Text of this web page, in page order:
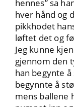
hennes” sa
hver hånd og
pikkhodet
løftet det og
Jeg kunne
gjennom den
han begynte
begynnte å
mens ballene